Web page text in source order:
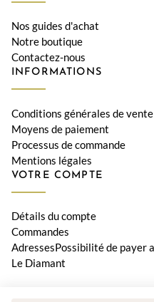
Nos guides d'achat
Notre boutique
Contactez-nous
INFORMATIONS
Conditions générales de vente
Moyens de paiement
Processus de commande
Mentions légales
VOTRE COMPTE
Détails du compte
Commandes
AdressesPossibilité de payer
Le Diamant